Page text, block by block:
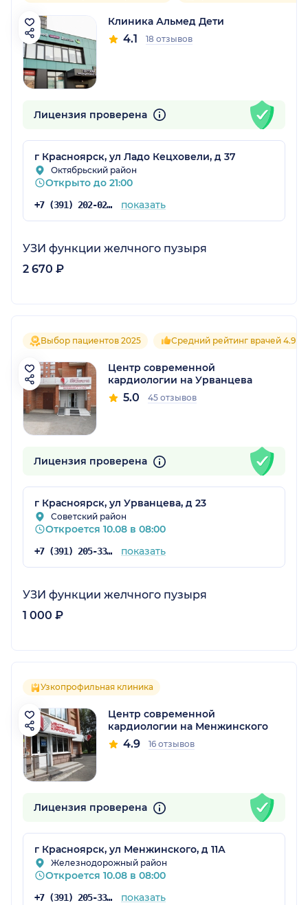
Клиника Альмед Дети
4.1 18 отзывов
Лицензия проверена
г Красноярск, ул Ладо Кецховели, д 37
Октябрьский район
Открыто до 21:00
+7 (391) 202-02-02 показать
УЗИ функции желчного пузыря
2 670 ₽
Выбор пациентов 2025 Средний рейтинг врачей 4.9
Центр современной
кардиологии на Урванцева
5.0 45 отзывов
Лицензия проверена
г Красноярск, ул Урванцева, д 23
Советский район
Откроется 10.08 в 08:00
+7 (391) 205-33-33 показать
УЗИ функции желчного пузыря
1 000 ₽
Узкопрофильная клиника
Центр современной
кардиологии на Менжинского
4.9 16 отзывов
Лицензия проверена
г Красноярск, ул Менжинского, д 11А
Железнодорожный район
Откроется 10.08 в 08:00
+7 (391) 205-33-33 показать